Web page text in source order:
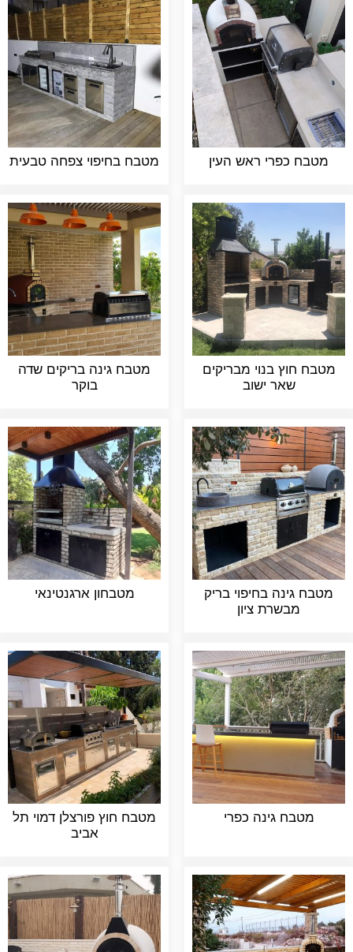
מטבח כפרי ראש העין מטבח בחיפוי צפחה טבעית
מטבח חוץ בנוי מבריקים
שאר ישוב
מטבח גינה בריקים שדה
בוקר
מטבח גינה בחיפוי בריק
מבשרת ציון
מטבחון ארגנטינאי
מטבח גינה כפרי
מטבח חוץ פורצלן דמוי תל
אביב